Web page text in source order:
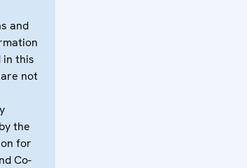
and
in this
not
the
for
Co-